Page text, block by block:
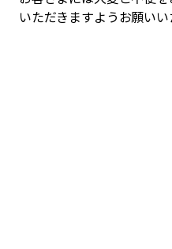
いただきますようお願いい